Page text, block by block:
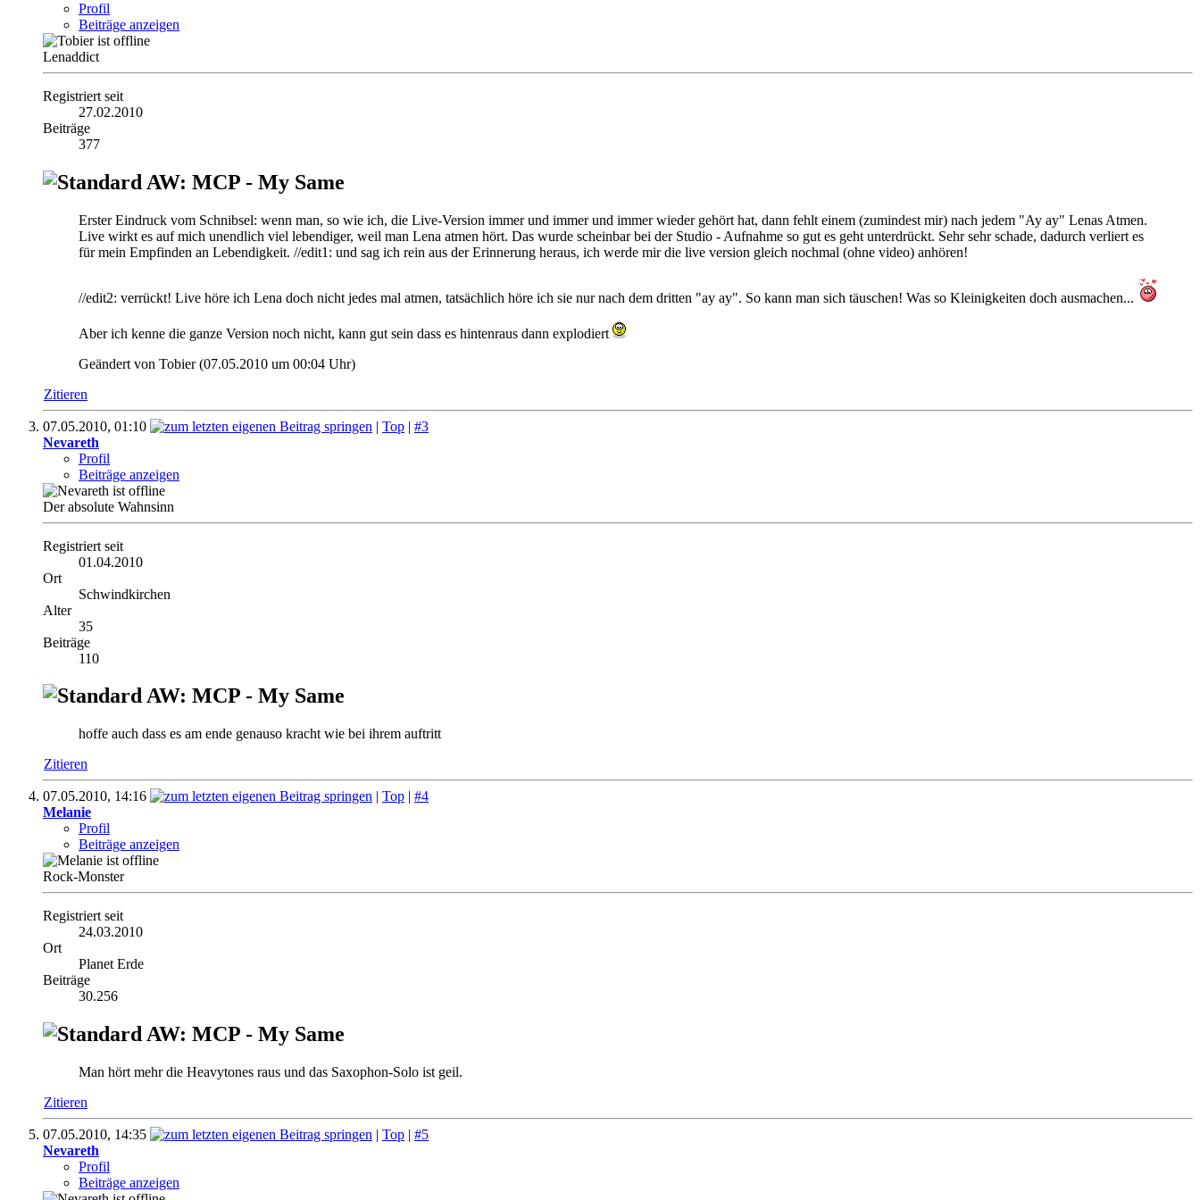
Profil
Beiträge anzeigen
Lenaddict
Registriert seit
27.02.2010
Beiträge
377
AW: MCP - My Same
Erster Eindruck vom Schnibsel: wenn man, so wie ich, die Live-Version immer und immer und immer wieder gehört hat, dann fehlt einem (zumindest mir) nach jedem "Ay ay" Lenas Atmen.
Live wirkt es auf mich unendlich viel lebendiger, weil man Lena atmen hört. Das wurde scheinbar bei der Studio - Aufnahme so gut es geht unterdrückt. Sehr sehr schade, dadurch verliert es
für mein Empfinden an Lebendigkeit. //edit1: und sag ich rein aus der Erinnerung heraus, ich werde mir die live version gleich nochmal (ohne video) anhören!
//edit2: verrückt! Live höre ich Lena doch nicht jedes mal atmen, tatsächlich höre ich sie nur nach dem dritten "ay ay". So kann man sich täuschen! Was so Kleinigkeiten doch ausmachen...
Aber ich kenne die ganze Version noch nicht, kann gut sein dass es hintenraus dann explodiert
Geändert von Tobier (07.05.2010 um 00:04 Uhr)
Zitieren
07.05.2010, 01:10 | Top | #3
Nevareth
Profil
Beiträge anzeigen
Der absolute Wahnsinn
Registriert seit
01.04.2010
Ort
Schwindkirchen
Alter
35
Beiträge
110
AW: MCP - My Same
hoffe auch dass es am ende genauso kracht wie bei ihrem auftritt
Zitieren
07.05.2010, 14:16 | Top | #4
Melanie
Profil
Beiträge anzeigen
Rock-Monster
Registriert seit
24.03.2010
Ort
Planet Erde
Beiträge
30.256
AW: MCP - My Same
Man hört mehr die Heavytones raus und das Saxophon-Solo ist geil.
Zitieren
07.05.2010, 14:35 | Top | #5
Nevareth
Profil
Beiträge anzeigen